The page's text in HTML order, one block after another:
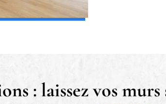
: laissez vos